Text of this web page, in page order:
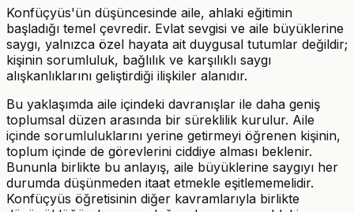
Konfüçyüs'ün düşüncesinde aile, ahlaki eğitimin
başladığı temel çevredir. Evlat sevgisi ve aile büyüklerine
saygı, yalnızca özel hayata ait duygusal tutumlar değildir;
kişinin sorumluluk, bağlılık ve karşılıklı saygı
alışkanlıklarını geliştirdiği ilişkiler alanıdır.
Bu yaklaşımda aile içindeki davranışlar ile daha geniş
toplumsal düzen arasında bir süreklilik kurulur. Aile
içinde sorumluluklarını yerine getirmeyi öğrenen kişinin,
toplum içinde de görevlerini ciddiye alması beklenir.
Bununla birlikte bu anlayış, aile büyüklerine saygıyı her
durumda düşünmeden itaat etmekle eşitlememelidir.
Konfüçyüs öğretisinin diğer kavramlarıyla birlikte